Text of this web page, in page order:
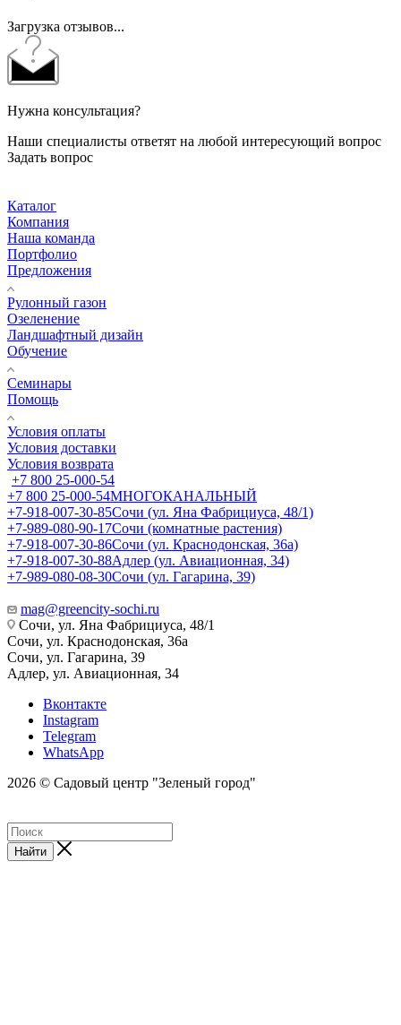
Загрузка отзывов...
Нужна консультация?
Наши специалисты ответят на любой интересующий вопрос
Задать вопрос
Каталог
Компания
Наша команда
Портфолио
Предложения
Рулонный газон
Озеленение
Ландшафтный дизайн
Обучение
Семинары
Помощь
Условия оплаты
Условия доставки
Условия возврата
+7 800 25-000-54
+7 800 25-000-54МНОГОКАНАЛЬНЫЙ
+7-918-007-30-85Сочи (ул. Яна Фабрициуса, 48/1)
+7-989-080-90-17Сочи (комнатные растения)
+7-918-007-30-86Сочи (ул. Краснодонская, 36а)
+7-918-007-30-88Адлер (ул. Авиационная, 34)
+7-989-080-08-30Сочи (ул. Гагарина, 39)
mag@greencity-sochi.ru
Сочи, ул. Яна Фабрициуса, 48/1
Сочи, ул. Краснодонская, 36а
Сочи, ул. Гагарина, 39
Адлер, ул. Авиационная, 34
Вконтакте
Instagram
Telegram
WhatsApp
2026 © Садовый центр "Зеленый город"
Найти